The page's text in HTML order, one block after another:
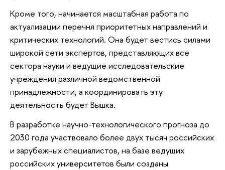
Кроме того, начинается масштабная работа по
актуализации перечня приоритетных направлений и
критических технологий. Она будет вестись силами
широкой сети экспертов, представляющих все
сектора науки и ведущие исследовательские
учреждения различной ведомственной
принадлежности, а координировать эту
деятельность будет Вышка.
В разработке научно-технологического прогноза до
2030 года участвовало более двух тысяч российских
и зарубежных специалистов, на базе ведущих
российских университетов были созданы